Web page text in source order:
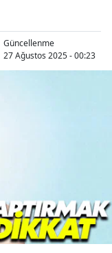
Güncellenme
27 Ağustos 2025 - 00:23